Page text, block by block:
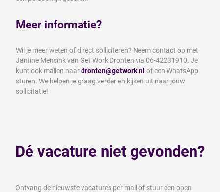
Meer informatie?
Wil je meer weten of direct solliciteren? Neem contact op met
Jantine Mensink van Get Work Dronten via 06-42231910. Je
kunt ook mailen naardronten@getwork.nl of een WhatsApp
sturen. We helpen je graag verder en kijken uit naar jouw
sollicitatie!
Dé vacature niet gevonden?
Ontvang de nieuwste vacatures per mail of stuur een open